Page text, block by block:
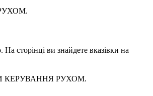
РУХОМ.
сторінці ви знайдете вказівки на
КЕРУВАННЯ РУХОМ.